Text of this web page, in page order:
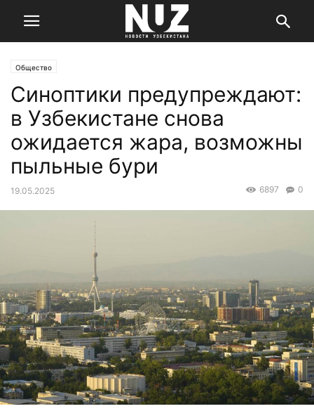
Общество
Синоптики предупреждают:
в Узбекистане снова
ожидается жара, возможны
пыльные бури
19.05.2025 0
6897